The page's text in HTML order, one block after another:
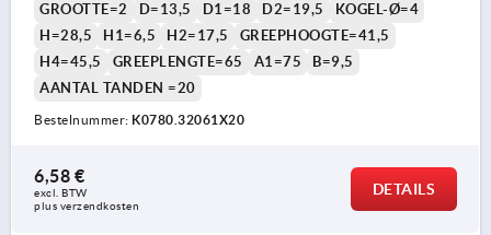
GROOTTE=2
D=13,5 D1=18 D2=19,5
KOGEL-Ø=4
H=28,5
H1=6,5 H2=17,5
GREEPHOOGTE=41,5
H4=45,5
GREEPLENGTE=65 A1=75
B=9,5
AANTAL TANDEN =20
Bestelnummer: K0780.32061X20
6,58 €
excl. BTW
plus verzendkosten
DETAILS